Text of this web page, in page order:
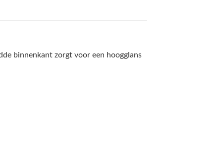
binnenkant zorgt voor een hoogglans